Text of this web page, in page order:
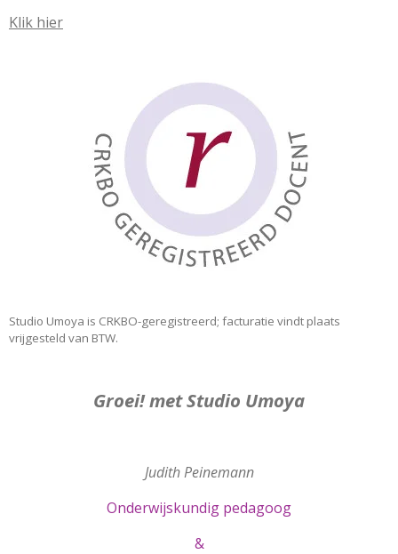
Klik hier
Studio Umoya is CRKBO-geregistreerd; facturatie vindt plaats
vrijgesteld van BTW.
Groei! met Studio Umoya
Judith Peinemann
Onderwijskundig pedagoog
&